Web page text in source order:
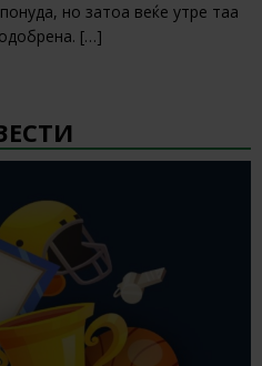
но затоа веќе утре таа
[…]